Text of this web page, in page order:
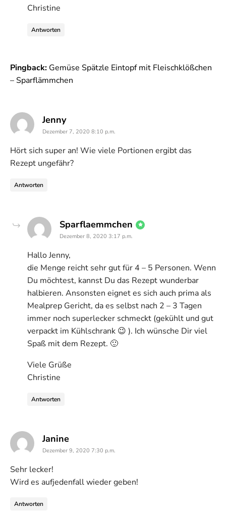
Christine
Antworten
Pingback: Gemüse Spätzle Eintopf mit Fleischklößchen
– Sparflämmchen
Jennysays:
Dezember 7, 2020 8:10 p.m.
Hört sich super an! Wie viele Portionen ergibt das
Rezept ungefähr?
Antworten
Sparflaemmchen says:
Dezember 8, 2020 3:17 p.m.
Hallo Jenny,
die Menge reicht sehr gut für 4 – 5 Personen. Wenn
Du möchtest, kannst Du das Rezept wunderbar
halbieren. Ansonsten eignet es sich auch prima als
Mealprep Gericht, da es selbst nach 2 – 3 Tagen
immer noch superlecker schmeckt (gekühlt und gut
verpackt im Kühlschrank 😉 ). Ich wünsche Dir viel
Spaß mit dem Rezept. 🙂
Viele Grüße
Christine
Antworten
Janinesays:
Dezember 9, 2020 7:30 p.m.
Sehr lecker!
Wird es aufjedenfall wieder geben!
Antworten